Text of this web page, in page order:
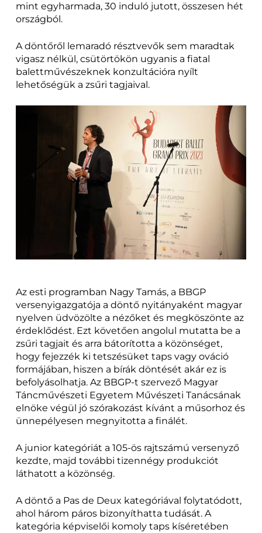
mint egyharmada, 30 induló jutott, összesen hét
országból.
A döntőről lemaradó résztvevők sem maradtak
vigasz nélkül, csütörtökön ugyanis a fiatal
balettművészeknek konzultációra nyílt
lehetőségük a zsűri tagjaival.
Az esti programban Nagy Tamás, a BBGP
versenyigazgatója a döntő nyitányaként magyar
nyelven üdvözölte a nézőket és megköszönte az
érdeklődést. Ezt követően angolul mutatta be a
zsűri tagjait és arra bátorította a közönséget,
hogy fejezzék ki tetszésüket taps vagy ováció
formájában, hiszen a bírák döntését akár ez is
befolyásolhatja. Az BBGP-t szervező Magyar
Táncművészeti Egyetem Művészeti Tanácsának
elnöke végül jó szórakozást kívánt a műsorhoz és
ünnepélyesen megnyitotta a finálét.
A junior kategóriát a 105-ös rajtszámú versenyző
kezdte, majd további tizennégy produkciót
láthatott a közönség.
A döntő a Pas de Deux kategóriával folytatódott,
ahol három páros bizonyíthatta tudását. A
kategória képviselői komoly taps kíséretében